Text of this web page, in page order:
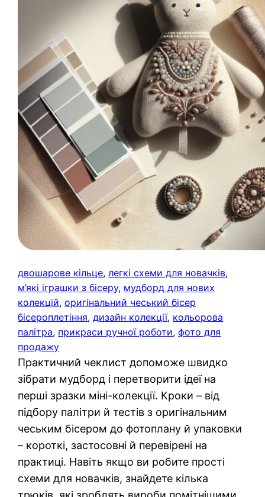
двошарове кільце, легкі схеми для новачків
м’які іграшки з бісеру, мудборд для нових
колекцій, оригінальний чеський бісер
бісероплетіння, дизайн колекції, кольорова
палітра, прикраси ручної роботи, фото для
продажу
Практичний чеклист допоможе швидко
зібрати мудборд і перетворити ідеї на
перші зразки міні-колекції. Кроки – від
підбору палітри й тестів з оригінальним
чеським бісером до фотоплану й упаковки
– короткі, застосовні й перевірені на
практиці. Навіть якщо ви робите прості
схеми для новачків, знайдете кілька